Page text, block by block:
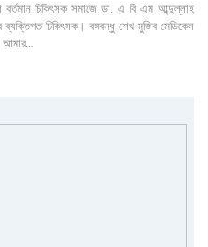
চিকিৎসক সমাজে ডা. এ বি এম আব্দুল্লাহ
চিকিৎসক। বঙ্গবন্ধু শেখ মুজিব মেডিকেল
আমার…